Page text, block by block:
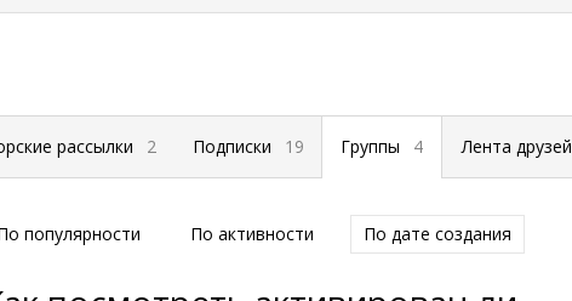
рассылки 2 Подписки 19 Группы 4 Лента друзей
популярности По активности По дате создания